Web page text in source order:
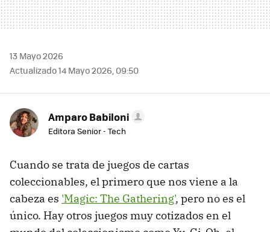
13 Mayo 2026
Actualizado 14 Mayo 2026, 09:50
Amparo Babiloni
Editora Senior - Tech
Cuando se trata de juegos de cartas
coleccionables, el primero que nos viene a la
cabeza es 'Magic: The Gathering', pero no es el
único. Hay otros juegos muy cotizados en el